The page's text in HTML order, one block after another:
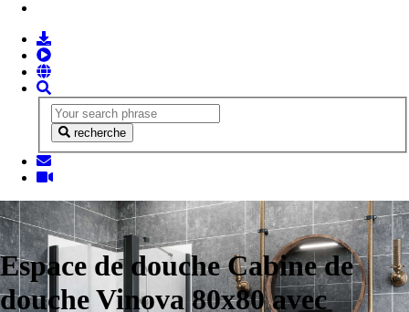
recherche
Espace de douche Cabine de
douche Vinova 80x80 avec